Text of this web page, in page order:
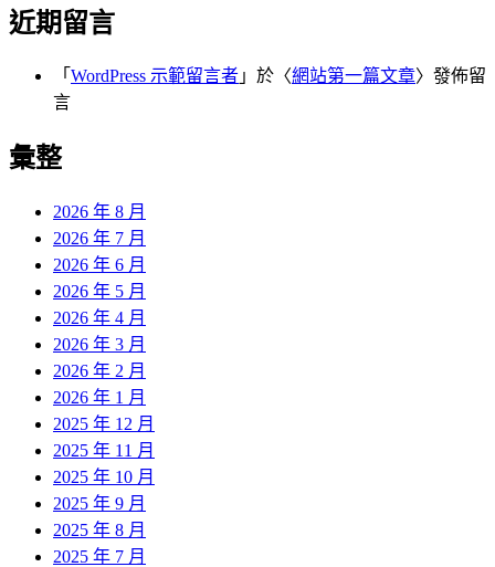
近期留言
「 WordPress 示範留言者 」於〈網站第一篇文章〉發佈留
言
彙整
2026 年 8 月
2026 年 7 月
2026 年 6 月
2026 年 5 月
2026 年 4 月
2026 年 3 月
2026 年 2 月
2026 年 1 月
2025 年 12 月
2025 年 11 月
2025 年 10 月
2025 年 9 月
2025 年 8 月
2025 年 7 月